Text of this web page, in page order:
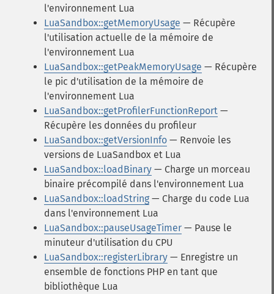
l'environnement Lua
LuaSandbox::getMemoryUsage — Récupère
l'utilisation actuelle de la mémoire de
l'environnement Lua
LuaSandbox::getPeakMemoryUsage — Récupère
le pic d'utilisation de la mémoire de
l'environnement Lua
LuaSandbox::getProfilerFunctionReport —
Récupère les données du profileur
LuaSandbox::getVersionInfo — Renvoie les
versions de LuaSandbox et Lua
LuaSandbox::loadBinary — Charge un morceau
binaire précompilé dans l'environnement Lua
LuaSandbox::loadString — Charge du code Lua
dans l'environnement Lua
LuaSandbox::pauseUsageTimer — Pause le
minuteur d'utilisation du CPU
LuaSandbox::registerLibrary — Enregistre un
ensemble de fonctions PHP en tant que
bibliothèque Lua